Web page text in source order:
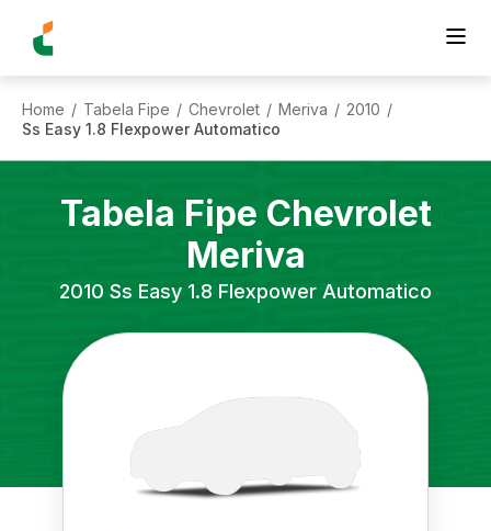
Home / Tabela Fipe / Chevrolet / Meriva / 2010 /
Ss Easy 1.8 Flexpower Automatico
Tabela Fipe Chevrolet
Meriva
2010 Ss Easy 1.8 Flexpower Automatico